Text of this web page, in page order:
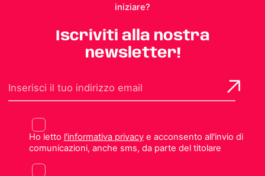
iniziare?
Iscriviti alla nostra
newsletter!
Ho letto l'informativa privacye acconsento all'invio di
comunicazioni, anche sms, da parte del titolare